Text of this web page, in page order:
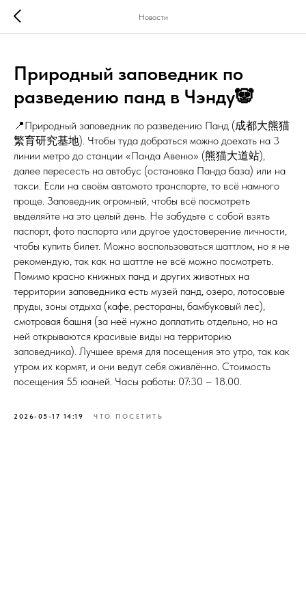
Новости
Природный заповедник по
разведению панд в Чэнду🐼
📍Природный заповедник по разведению Панд (成都大熊猫
繁育研究基地). Чтобы туда добраться можно доехать на 3
линии метро до станции «Панда Авеню» (熊猫大道站),
далее пересесть на автобус (остановка Панда база) или на
такси. Если на своём автомото транспорте, то всё намного
проще. Заповедник огромный, чтобы всё посмотреть
выделяйте на это целый день. Не забудьте с собой взять
паспорт, фото паспорта или другое удостоверение личности,
чтобы купить билет. Можно воспользоваться шаттлом, но я не
рекомендую, так как на шаттле не всё можно посмотреть.
Помимо красно книжных панд и других животных на
территории заповедника есть музей панд, озеро, лотосовые
пруды, зоны отдыха (кафе, рестораны, бамбуковый лес),
смотровая башня (за неё нужно доплатить отдельно, но на
ней открываются красивые виды на территорию
заповедника). Лучшее время для посещения это утро, так как
утром их кормят, и они ведут себя оживлённо. Стоимость
посещения 55 юаней. Часы работы: 07:30 – 18.00.
2026-05-17 14:19 ЧТО ПОСЕТИТЬ